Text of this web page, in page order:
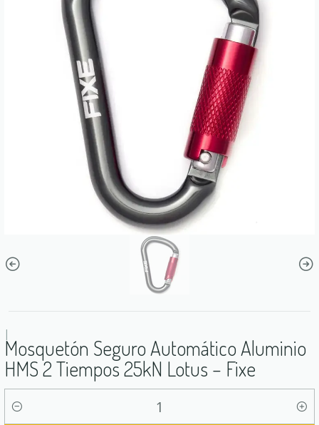
|
Mosquetón Seguro Automático Aluminio
HMS 2 Tiempos 25kN Lotus – Fixe
Cantidad